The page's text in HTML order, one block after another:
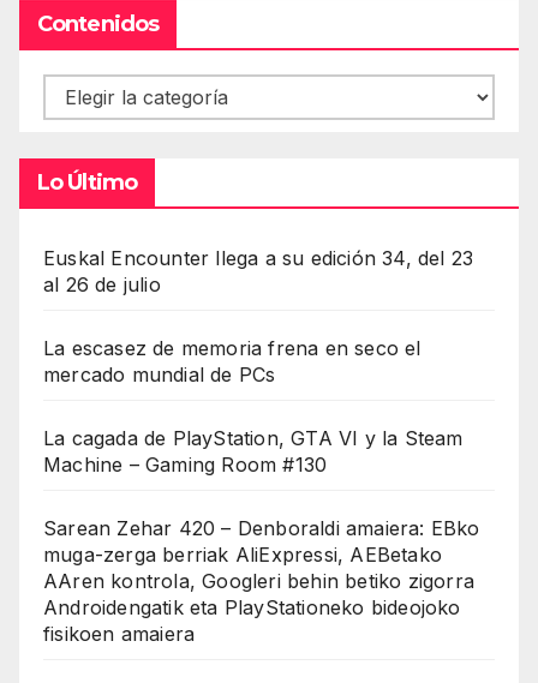
Contenidos
Contenidos
Lo Último
Euskal Encounter llega a su edición 34, del 23
al 26 de julio
La escasez de memoria frena en seco el
mercado mundial de PCs
La cagada de PlayStation, GTA VI y la Steam
Machine – Gaming Room #130
Sarean Zehar 420 – Denboraldi amaiera: EBko
muga-zerga berriak AliExpressi, AEBetako
AAren kontrola, Googleri behin betiko zigorra
Androidengatik eta PlayStationeko bideojoko
fisikoen amaiera